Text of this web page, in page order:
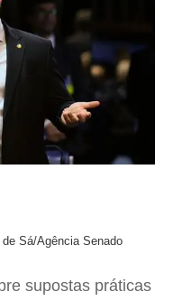
Sá/Agência Senado
supostas práticas